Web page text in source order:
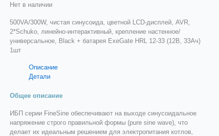
Нет в наличии
500VA/300W, чистая синусоида, цветной LCD-дисплей, AVR,
2*Schuko, линейно-интерактивный, крепление настенное/
универсальное, Black + батарея ExeGate HRL 12-33 (12В, 33Ач)
1шт
Описание
Детали
Общее описание
ИБП серии FineSine обеспечивают на выходе синусоидальное
напряжение строго правильной формы (pure sine wave), что
делает их идеальным решением для электропитания котлов,